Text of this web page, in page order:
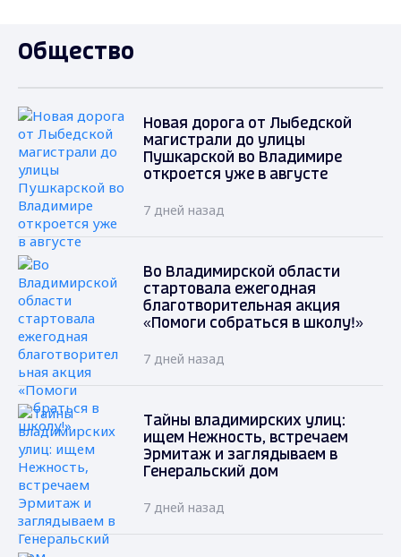
Общество
Новая дорога от Лыбедской
магистрали до улицы
Пушкарской во Владимире
откроется уже в августе
7 дней назад
Во Владимирской области
стартовала ежегодная
благотворительная акция
«Помоги собраться в школу!»
7 дней назад
Тайны владимирских улиц:
ищем Нежность, встречаем
Эрмитаж и заглядываем в
Генеральский дом
7 дней назад